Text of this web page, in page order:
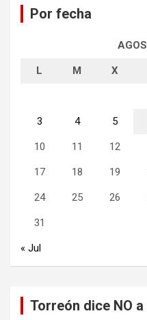
Por fecha
L M X
3 4 5
10 11 12
17 18 19
24 25 26
31
« Jul
Torreón dice NO